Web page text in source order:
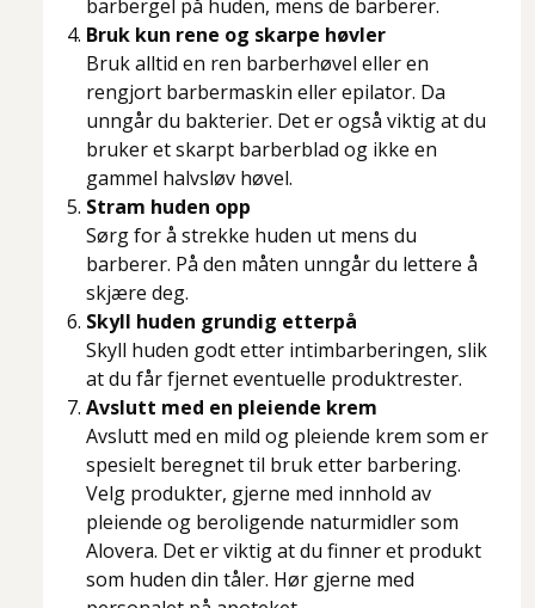
barbergel på huden, mens de barberer.
Bruk kun rene og skarpe høvler
Bruk alltid en ren barberhøvel eller en
rengjort barbermaskin eller epilator. Da
unngår du bakterier. Det er også viktig at du
bruker et skarpt barberblad og ikke en
gammel halvsløv høvel.
Stram huden opp
Sørg for å strekke huden ut mens du
barberer. På den måten unngår du lettere å
skjære deg.
Skyll huden grundig etterpå
Skyll huden godt etter intimbarberingen, slik
at du får fjernet eventuelle produktrester.
Avslutt med en pleiende krem
Avslutt med en mild og pleiende krem som er
spesielt beregnet til bruk etter barbering.
Velg produkter, gjerne med innhold av
pleiende og beroligende naturmidler som
Alovera. Det er viktig at du finner et produkt
som huden din tåler. Hør gjerne med